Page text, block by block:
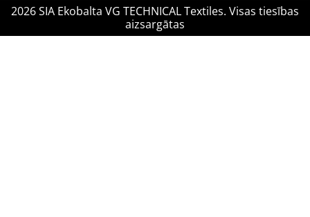
2026 SIA Ekobalta VG TECHNICAL Textiles. Visas tiesības
aizsargātas